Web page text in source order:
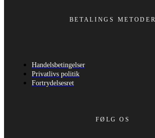
BETALINGS METODER
Handelsbetingelser
Privatlivs politik
Fortrydelsesret
FØLG OS